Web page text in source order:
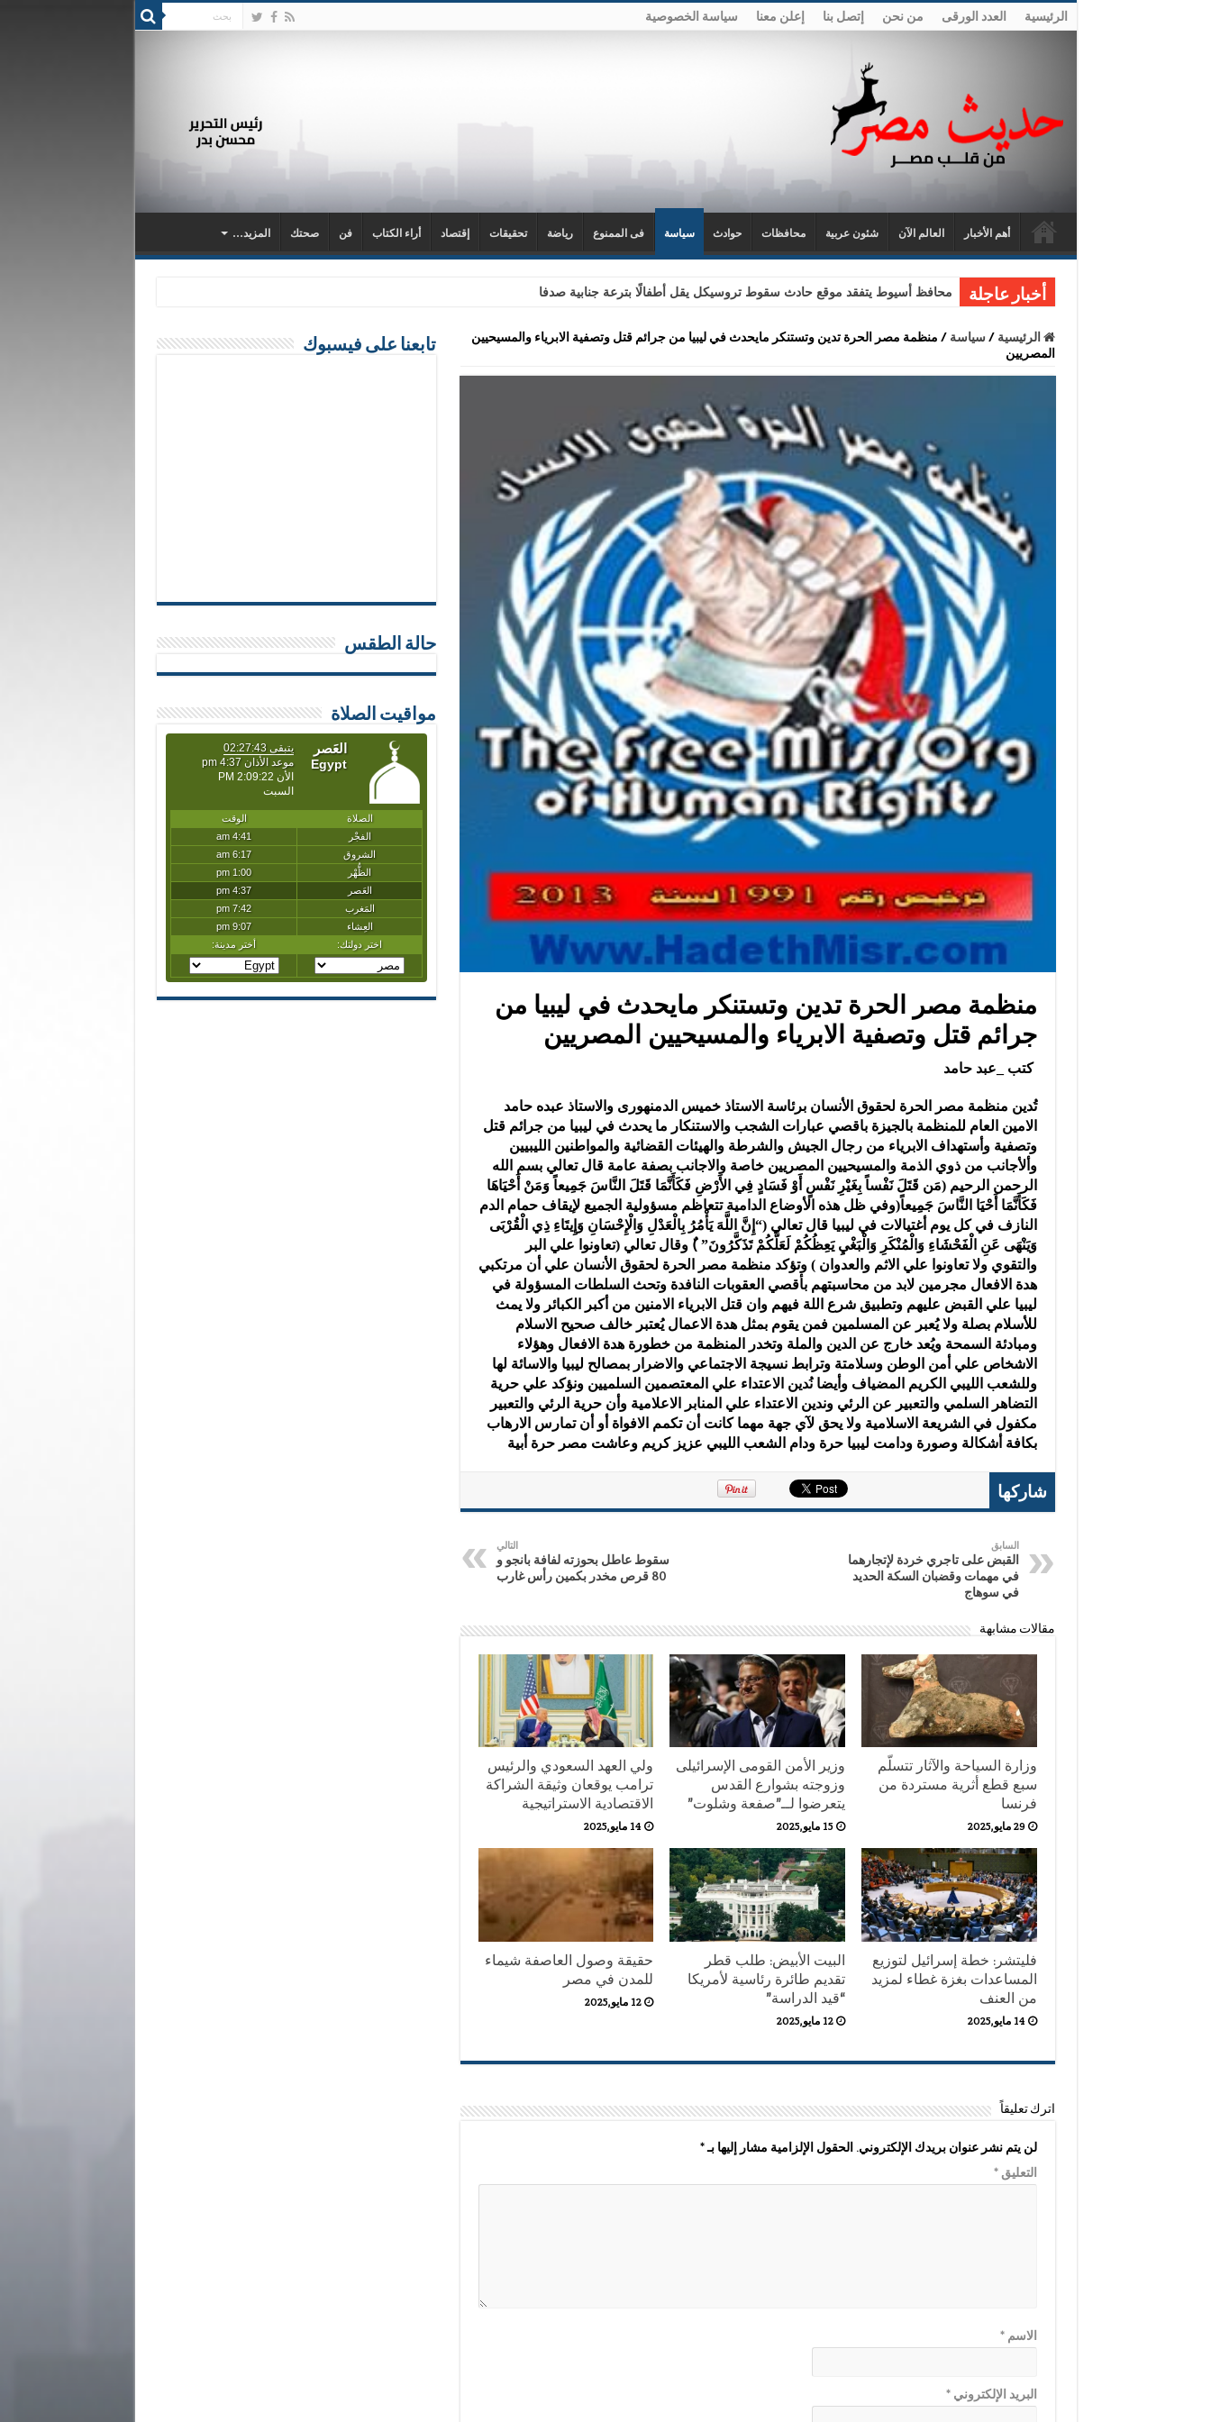
الرئيسية العدد الورقى من نحن إتصل بنا إعلن معنا سياسة الخصوصية
أهم الأخبار العالم الآن شئون عربية محافظات حوادث سياسة فى الممنوع رياضة تحقيقات إقتصاد أراء الكتاب فن صحتك المزيد…
أخبار عاجلة محافظ أسيوط يتفقد موقع حادث سقوط تروسيكل يقل أطفالًا بترعة جنابية صدفا
الرئيسية /سياسة / منظمة مصر الحرة تدين وتستنكر مايحدث في ليبيا من جرائم قتل وتصفية الابرياء والمسيحيين
المصريين
منظمة مصر الحرة تدين وتستنكر مايحدث في ليبيا من
جرائم قتل وتصفية الابرياء والمسيحيين المصريين
كتب _عبد حامد
تُدين منظمة مصر الحرة لحقوق الأنسان برئاسة الاستاذ خميس الدمنهورى والاستاذ عبده حامد
الامين العام للمنظمة بالجيزة باقصي عبارات الشجب والاستنكار ما يحدث في ليبيا من جرائم قتل
وتصفية وأستهداف الابرياء من رجال الجيش والشرطة والهيئات القضائية والمواطنين الليبيين
وألأجانب من ذوي الذمة والمسيحيين المصريين خاصة والاجانب بصفة عامة قال تعالي بسم الله
الرحمن الرحيم (مَن قَتَلَ نَفْساً بِغَيْرِ نَفْسٍ أَوْ فَسَادٍ فِي الأَرْضِ فَكَأَنَّمَا قَتَلَ النَّاسَ جَمِيعاً وَمَنْ أَحْيَاهَا
فَكَأَنَّمَا أَحْيَا النَّاسَ جَمِيعاً(وفي ظل هذه الأوضاع الدامية تتعاظم مسؤولية الجميع لإيقاف حمام الدم
النازف في كل يوم أغتيالات في ليبيا قال تعالي (“إِنَّ اللَّهَ يَأْمُرُ بِالْعَدْلِ وَالْإِحْسَانِ وَإِيتَاءِ ذِي الْقُرْبَى
وَيَنْهَى عَنِ الْفَحْشَاءِ وَالْمُنْكَرِ وَالْبَغْيِ يَعِظُكُمْ لَعَلَّكُمْ تَذَكَّرُونَ” )ٌ وقال تعالي (تعاونوا علي البر
والتقوي ولا تعاونوا علي الاثم والعدوان ) وتؤكد منظمة مصر الحرة لحقوق الأنسان علي أن مرتكبي
هدة الافعال مجرمين لابد من محاسبتهم بأقصي العقوبات النافدة وتحث السلطات المسؤولة في
ليبيا علي القبض عليهم وتطبيق شرع اللة فيهم وان قتل الابرياء الامنين من أكبر الكبائر ولا يمث
للأسلام بصلة ولا يُعبر عن المسلمين فمن يقوم بمثل هدة الاعمال يُعتبر خالف صحيح الاسلام
ومبادئة السمحة ويُعد خارج عن الدين والملة وتخدر المنظمة من خطورة هدة الافعال وهؤلاء
الاشخاص علي أمن الوطن وسلامتة وترابط نسيجة الاجتماعي والاضرار بمصالح ليبيا والاسائة لها
وللشعب الليبي الكريم المضياف وأيضا نُدين الاعتداء علي المعتصمين السلميين ونؤكد علي حرية
التضاهر السلمي والتعبير عن الرئي وندين الاعتداء علي المنابر الاعلامية وأن حرية الرئي والتعبير
مكفول في الشريعة الاسلامية ولا يحق لآي جهة مهما كانت أن تكمم الافواة أو أن تمارس الارهاب
بكافة أشكالة وصورة ودامت ليبيا حرة ودام الشعب الليبي عزيز كريم وعاشت مصر حرة أبية
شاركها
السابق
القبض على تاجري خردة لإتجارهما
في مهمات وقضبان السكة الحديد
في سوهاج
التالي
سقوط عاطل بحوزته لفافة بانجو و
80 قرص مخدر بكمين رأس غارب
مقالات مشابهة
وزارة السياحة والآثار تتسلّم
سبع قطع أثرية مستردة من
فرنسا
29 مايو,2025
وزير الأمن القومى الإسرائيلى
وزوجته بشوارع القدس
يتعرضوا لــ”صفعة وشلوت”
15 مايو,2025
ولي العهد السعودي والرئيس
ترامب يوقعان وثيقة الشراكة
الاقتصادية الاستراتيجية
14 مايو,2025
فليتشر: خطة إسرائيل لتوزيع
المساعدات بغزة غطاء لمزيد
من العنف
14 مايو,2025
البيت الأبيض: طلب قطر
تقديم طائرة رئاسية لأمريكا
“قيد الدراسة”
12 مايو,2025
حقيقة وصول العاصفة شيماء
للمدن في مصر
12 مايو,2025
اترك تعليقاً
لن يتم نشر عنوان بريدك الإلكتروني. الحقول الإلزامية مشار إليها بـ*
التعليق*
الاسم*
البريد الإلكتروني*
تابعنا على فيسبوك
حالة الطقس
مواقيت الصلاة